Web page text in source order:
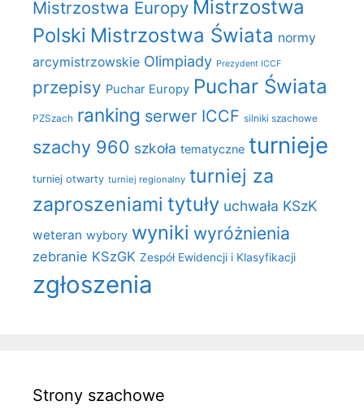
Mistrzostwa Europy Mistrzostwa
Polski Mistrzostwa Świata normy
arcymistrzowskie Olimpiady Prezydent ICCF
przepisy Puchar Europy Puchar Świata
PZSzach ranking serwer ICCF silniki szachowe
szachy 960 szkoła tematyczne turnieje
turniej otwarty turniej regionalny turniej za
zaproszeniami tytuły uchwała KSzK
weteran wybory wyniki wyróżnienia
zebranie KSzGK Zespół Ewidencji i Klasyfikacji
zgłoszenia
Strony szachowe